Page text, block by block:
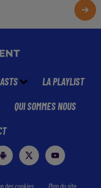
LA PLAYLIST
QUI SOMMES NOUS
des cookies Plan du site